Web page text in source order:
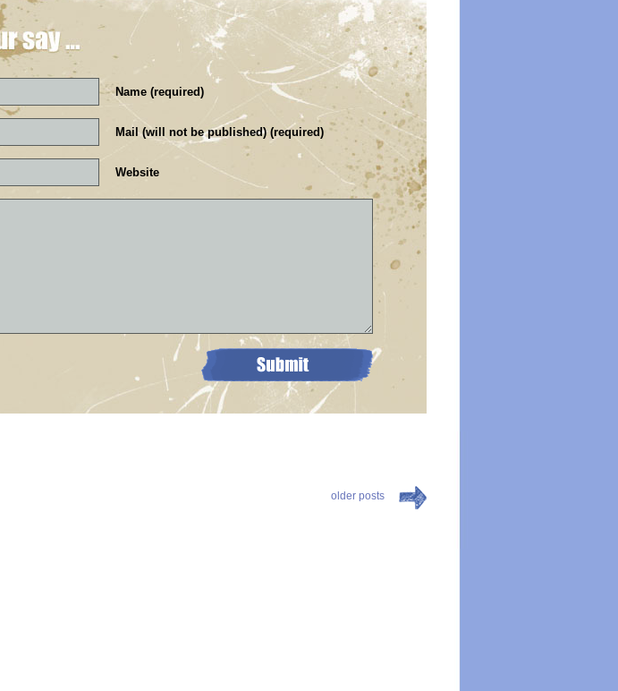
Name (required)
Mail (will not be published) (required)
Website
older posts